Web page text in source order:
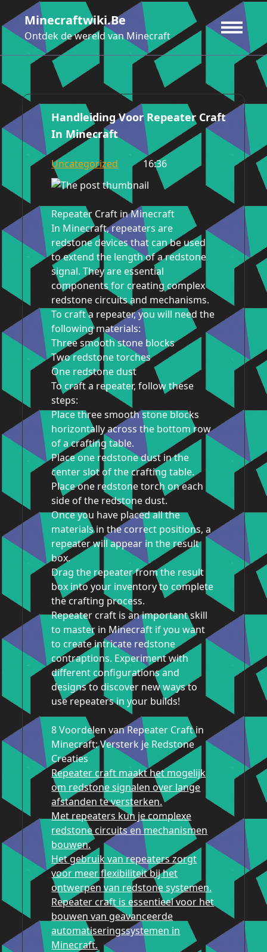
naar
de
inhoud
Minecraftwiki.be
Ontdek de wereld van Minecraft
Handleiding Voor Repeater Craft
In Minecraft
Uncategorized 16:36
Repeater Craft in Minecraft
In Minecraft, repeaters are
redstone devices that can be used
to extend the length of a redstone
signal. They are essential
components for creating complex
redstone circuits and mechanisms.
To craft a repeater, you will need the
following materials:
Three smooth stone blocks
Two redstone torches
One redstone dust
To craft a repeater, follow these
steps:
Place three smooth stone blocks
horizontally across the bottom row
of a crafting table.
Place one redstone dust in the
center slot of the crafting table.
Place one redstone torch on each
side of the redstone dust.
Once you have placed all the
materials in the correct positions, a
repeater will appear in the result
box.
Drag the repeater from the result
box into your inventory to complete
the crafting process.
Repeater craft is an important skill
to master in Minecraft if you want
to create intricate redstone
contraptions. Experiment with
different configurations and
designs to discover new ways to
use repeaters in your builds!
8 Voordelen van Repeater Craft in
Minecraft: Versterk je Redstone
Creaties
Repeater craft maakt het mogelijk
om redstone signalen over lange
afstanden te versterken.
Met repeaters kun je complexe
redstone circuits en mechanismen
bouwen.
Het gebruik van repeaters zorgt
voor meer flexibiliteit bij het
ontwerpen van redstone systemen.
Repeater craft is essentieel voor het
bouwen van geavanceerde
automatiseringssystemen in
Minecraft.